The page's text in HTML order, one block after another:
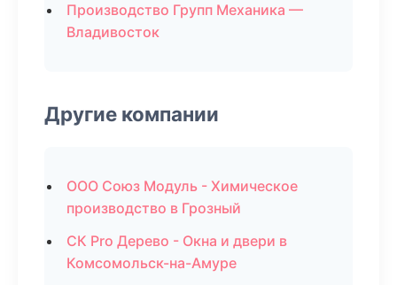
Производство Групп Механика —
Владивосток
Другие компании
ООО Союз Модуль - Химическое
производство в Грозный
СК Pro Дерево - Окна и двери в
Комсомольск-на-Амуре